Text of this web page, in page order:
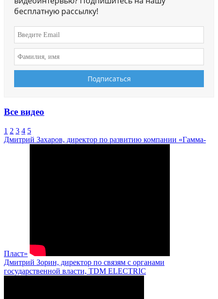
бесплатную рассылку!
Все видео
1 2 3 4 5
Дмитрий Захаров, директор по развитию компании «Гамма-
Пласт»
Дмитрий Зорин, директор по связям с органами
государственной власти, TDM ELECTRIC